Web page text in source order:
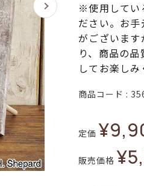
※使用してい
ださい。お
がございま
り、商品の
してお楽しみ
商品コード
定価 ¥
販売価格 ¥